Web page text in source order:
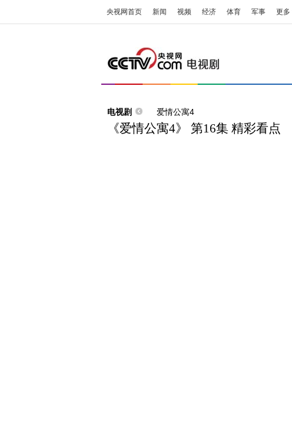
央视网首页 新闻 视频 经济 体育 军事 更多
电视剧 爱情公寓4
《爱情公寓4》 第16集 精彩看点